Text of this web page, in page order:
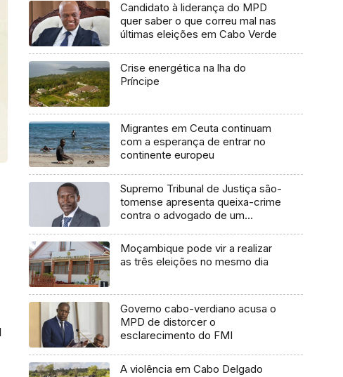
Candidato à liderança do MPD
quer saber o que correu mal nas
últimas eleições em Cabo Verde
Crise energética na lha do
Príncipe
Migrantes em Ceuta continuam
com a esperança de entrar no
continente europeu
Supremo Tribunal de Justiça são-
tomense apresenta queixa-crime
contra o advogado de um
Moçambique pode vir a realizar
as três eleições no mesmo dia
Governo cabo-verdiano acusa o
MPD de distorcer o
esclarecimento do FMI
A violência em Cabo Delgado